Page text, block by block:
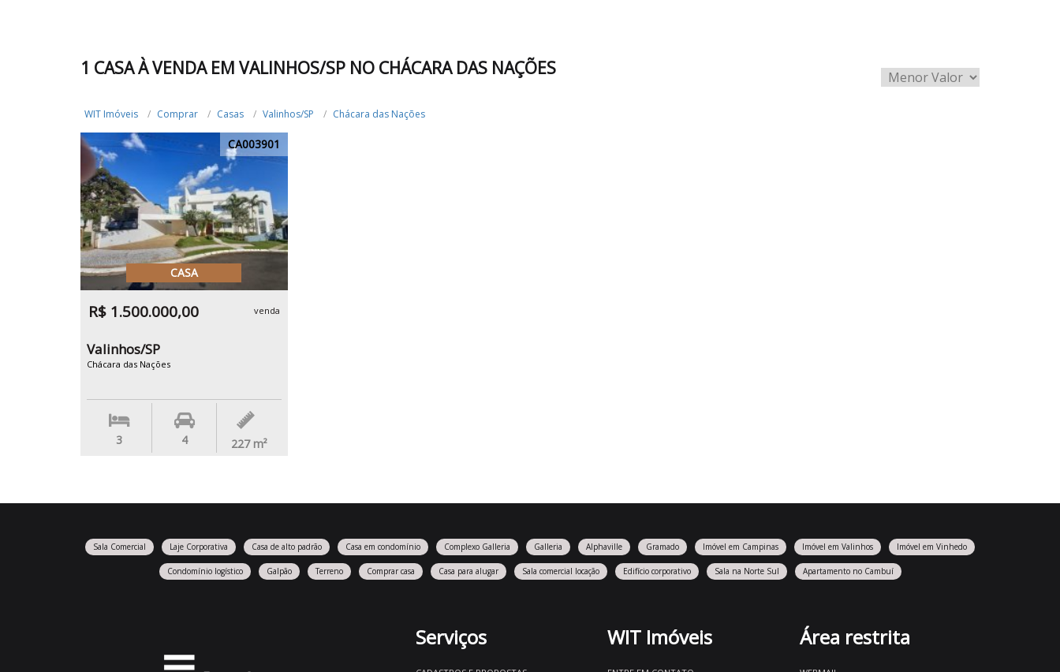
1 CASA À VENDA EM VALINHOS/SP NO CHÁCARA DAS NAÇÕES
WIT Imóveis Comprar Casas Valinhos/SP Chácara das Nações
CA003901
CASA
R$ 1.500.000,00 venda
Valinhos/SP
Chácara das Nações
3 4 227 m²
Sala Comercial Laje Corporativa Casa de alto padrão Casa em condomínio Complexo Galleria Galleria Alphaville Gramado Imóvel em Campinas Imóvel em Valinhos Imóvel em Vinhedo
Condomínio logístico Galpão Terreno Comprar casa Casa para alugar Sala comercial locação Edifício corporativo Sala na Norte Sul Apartamento no Cambuí
Serviços WIT Imóveis Área restrita